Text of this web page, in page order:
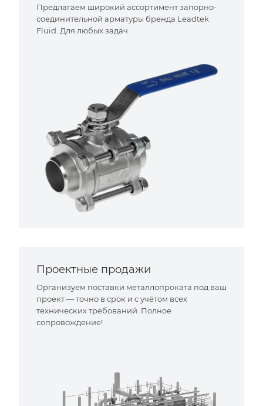
Предлагаем широкий ассортимент запорно-
соединительной арматуры бренда Leadtek
Fluid. Для любых задач.
Проектные продажи
Организуем поставки металлопроката под ваш
проект — точно в срок и с учётом всех
технических требований. Полное
сопровождение!